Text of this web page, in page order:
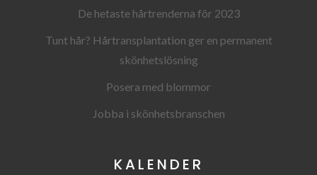
De hetaste hårtrenderna för 2023
Tunt hår? Hårtransplantation ger en permanent
skönhetslösning
Posera med blommor
Jobba i skönhetsbranschen
KALENDER